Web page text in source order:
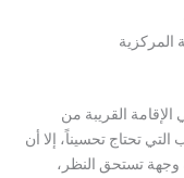
القريبة من
تحتاج تحسيناً، إلا أن
وجهة تستحق النظر،